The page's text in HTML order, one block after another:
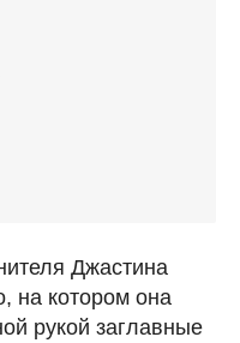
Джастина
на котором она
рукой заглавные